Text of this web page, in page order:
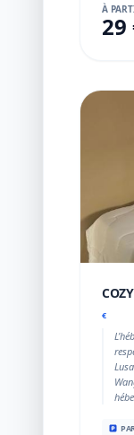
À
29
€